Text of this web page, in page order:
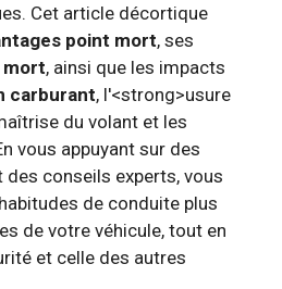
Cet article décortique
point mort, ses
mort, ainsi que les impacts
carburant, l'<strong>usure
du volant et les
vous appuyant sur des
conseils experts, vous
de conduite plus
de votre véhicule, tout en
et celle des autres